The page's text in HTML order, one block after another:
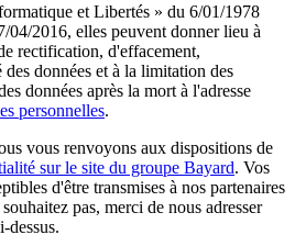
et Libertés » du 6/01/1978
2016, elles peuvent donner lieu à
rectification, d'effacement,
données et à la limitation des
données après la mort à l'adresse
personnelles.
vous renvoyons aux dispositions de
sur le site du groupe Bayard. Vos
d'être transmises à nos partenaires
pas, merci de nous adresser
dessus.